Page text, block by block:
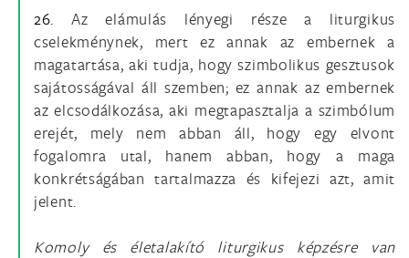
26. Az elámulás lényegi része a liturgikus
cselekménynek, mert ez annak az embernek a
magatartása, aki tudja, hogy szimbolikus gesztusok
sajátosságával áll szemben; ez annak az embernek
az elcsodálkozása, aki megtapasztalja a szimbólum
erejét, mely nem abban áll, hogy egy elvont
fogalomra utal, hanem abban, hogy a maga
konkrétságában tartalmazza és kifejezi azt, amit
jelent.
Komoly és életalakító liturgikus képzésre van